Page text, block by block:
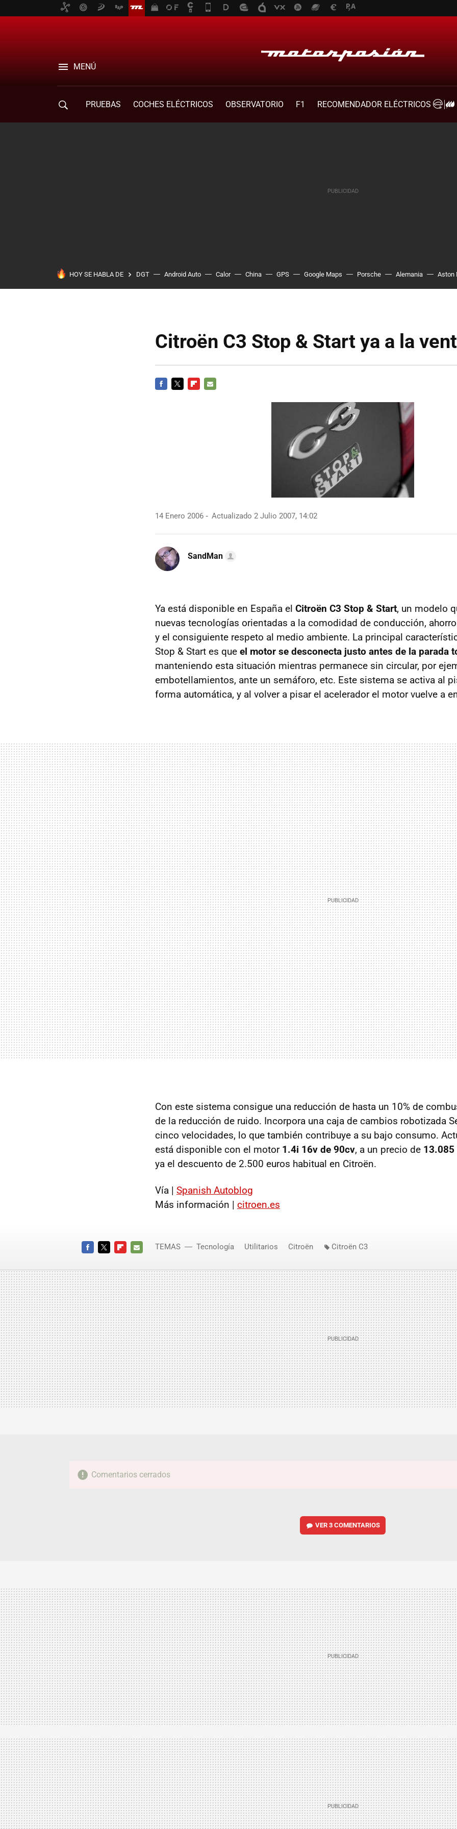
MENÚ
PRUEBAS COCHES ELÉCTRICOS OBSERVATORIO F1
RECOMENDADOR ELÉCTRICOS
HOY SE HABLA DE DGT Android Auto Calor China GPS Google Maps Porsche Alemania Aston
Citroën C3 Stop & Start ya a la
14 Enero 2006 Actualizado 2 Julio 2007, 14:02
SandMan
Ya está disponible en España el Citroën C3 Stop & Start, un modelo
nuevas tecnologías orientadas a la comodidad de conducción,
y el consiguiente respeto al medio ambiente. La principal
Stop & Start es que el motor se desconecta justo antes de la parada
manteniendo esta situación mientras permanece sin circular, por
embotellamientos, ante un semáforo, etc. Este sistema se activa al
forma automática, y al volver a pisar el acelerador el motor vuelve a
Con este sistema consigue una reducción de hasta un 10% de
de la reducción de ruido. Incorpora una caja de cambios robotizada
cinco velocidades, lo que también contribuye a su bajo consumo.
está disponible con el motor 1.4i 16v de 90cv, a un precio de 13.085
ya el descuento de 2.500 euros habitual en Citroën.
Vía | Spanish Autoblog
Más información | citroen.es
MAIL
TEMAS Tecnología Utilitarios Citroën Citroën C3
Comentarios cerrados
VER3 COMENTARIOS